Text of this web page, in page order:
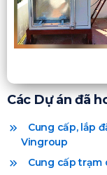
Các Dự án đã
Cung cấp, lắp
Vingroup
Cung cấp trạm